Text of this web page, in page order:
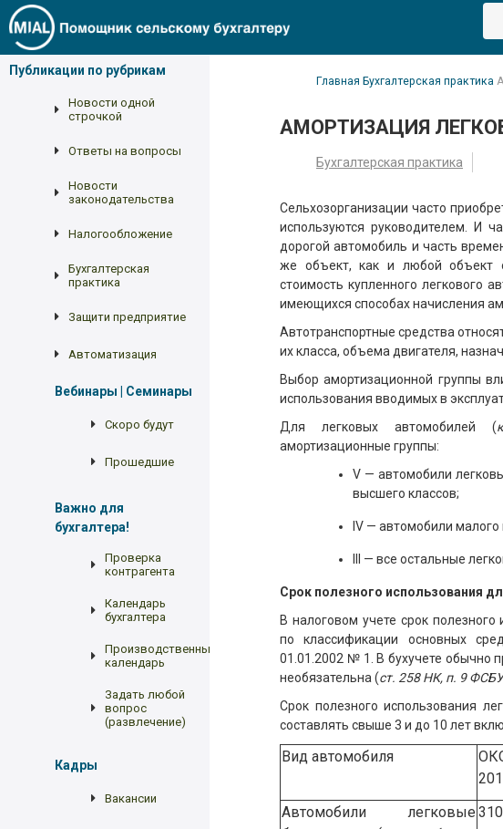
Публикации по рубрикам
Новости одной
строчкой
Ответы на вопросы
Новости
законодательства
Налогообложение
Бухгалтерская
практика
Защити предприятие
Автоматизация
Вебинары | Семинары
Скоро будут
Прошедшие
Важно для
бухгалтера!
Проверка
контрагента
Календарь
бухгалтера
Производственный
календарь
Задать любой
вопрос
(развлечение)
Кадры
Вакансии
Главная Бухгалтерская практика
АМОРТИЗАЦИЯ
Бухгалтерская практика
Сельхозорганизации часто
используются руководителем. И
дорогой автомобиль и часть
же объект, как и любой объект
стоимость купленного легкового
имеющихся способах начисления
Автотранспортные средства
их класса, объема двигателя,
Выбор амортизационной группы
использования вводимых в
Для легковых автомобилей (
амортизационные группы:
V — автомобили
высшего классов;
IV — автомобили
III — все остальные
Срок полезного использования
В налоговом учете срок
по классификации основных
01.01.2002 № 1. В бухучете обычно
необязательна (ст. 258 НК, п. 9
Срок полезного использования
составлять свыше 3 и до 10 лет
Вид автомобиля
Автомобили легковые